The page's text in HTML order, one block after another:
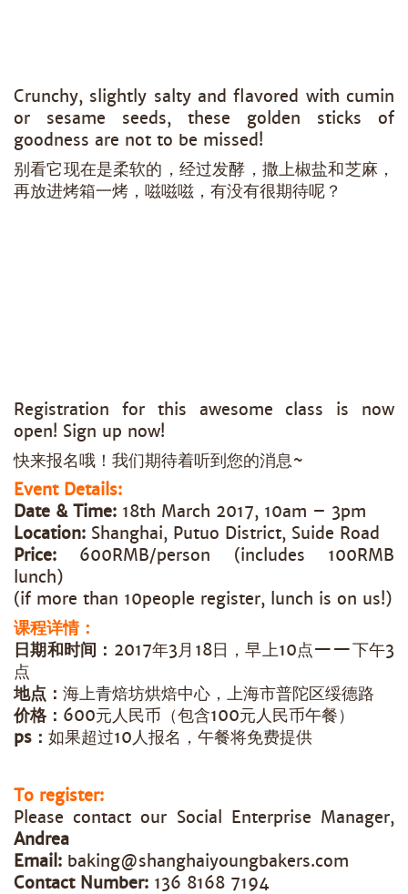
Crunchy, slightly salty and flavored with cumin
or sesame seeds, these golden sticks of
goodness are not to be missed!
别看它现在是柔软的，经过发酵，撒上椒盐和芝麻，
再放进烤箱一烤，嗞嗞嗞，有没有很期待呢？
Registration for this awesome class is now
open! Sign up now!
快来报名哦！我们期待着听到您的消息~
Event Details:
Date & Time: 18th March 2017, 10am – 3pm
Location: Shanghai, Putuo District, Suide Road
Price: 600RMB/person (includes 100RMB
lunch)
(if more than 10people register, lunch is on us!)
课程详情：
日期和时间： 2017年3月18日，早上10点——下午3
点
地点： 海上青焙坊烘焙中心，上海市普陀区绥德路
价格： 600元人民币（包含100元人民币午餐）
ps： 如果超过10人报名，午餐将免费提供
To register:
Please contact our Social Enterprise Manager,
Andrea
Email: baking@shanghaiyoungbakers.com
Contact Number: 136 8168 7194